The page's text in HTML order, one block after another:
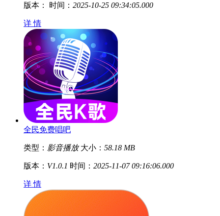
版本： 时间： 2025-10-25 09:34:05.000
详 情
全民免费唱吧
类型： 影音播放 大小： 58.18 MB
版本： V1.0.1 时间： 2025-11-07 09:16:06.000
详 情